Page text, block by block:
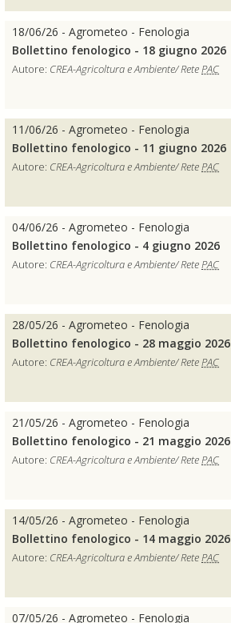
18/06/26 - Agrometeo - Fenologia
Bollettino fenologico - 18 giugno 2026
Autore: CREA-Agricoltura e Ambiente/ Rete PAC
11/06/26 - Agrometeo - Fenologia
Bollettino fenologico - 11 giugno 2026
Autore: CREA-Agricoltura e Ambiente/ Rete PAC
04/06/26 - Agrometeo - Fenologia
Bollettino fenologico - 4 giugno 2026
Autore: CREA-Agricoltura e Ambiente/ Rete PAC
28/05/26 - Agrometeo - Fenologia
Bollettino fenologico - 28 maggio 2026
Autore: CREA-Agricoltura e Ambiente/ Rete PAC
21/05/26 - Agrometeo - Fenologia
Bollettino fenologico - 21 maggio 2026
Autore: CREA-Agricoltura e Ambiente/ Rete PAC
14/05/26 - Agrometeo - Fenologia
Bollettino fenologico - 14 maggio 2026
Autore: CREA-Agricoltura e Ambiente/ Rete PAC
07/05/26 - Agrometeo - Fenologia